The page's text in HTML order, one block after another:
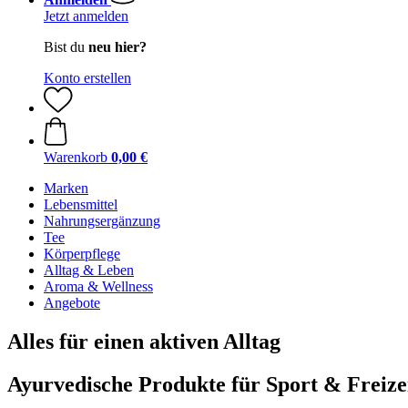
Jetzt anmelden
Bist du neu hier?
Konto erstellen
Warenkorb 0,00 €
Marken
Lebensmittel
Nahrungsergänzung
Tee
Körperpflege
Alltag & Leben
Aroma & Wellness
Angebote
Alles für einen aktiven Alltag
Ayurvedische Produkte für Sport &